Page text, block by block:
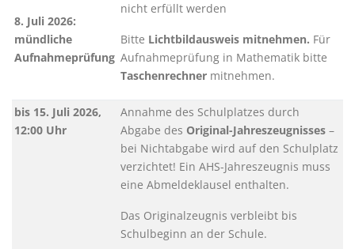
8. Juli 2026:
mündliche
Aufnahmeprüfung
nicht erfüllt werden
Bitte Lichtbildausweis mitnehmen. Für
Aufnahmeprüfung in Mathematik bitte
Taschenrechner mitnehmen.
bis 15. Juli 2026,
12:00 Uhr
Annahme des Schulplatzes durch
Abgabe des Original-Jahreszeugnisses –
bei Nichtabgabe wird auf den Schulplatz
verzichtet! Ein AHS-Jahreszeugnis muss
eine Abmeldeklausel enthalten.
Das Originalzeugnis verbleibt bis
Schulbeginn an der Schule.